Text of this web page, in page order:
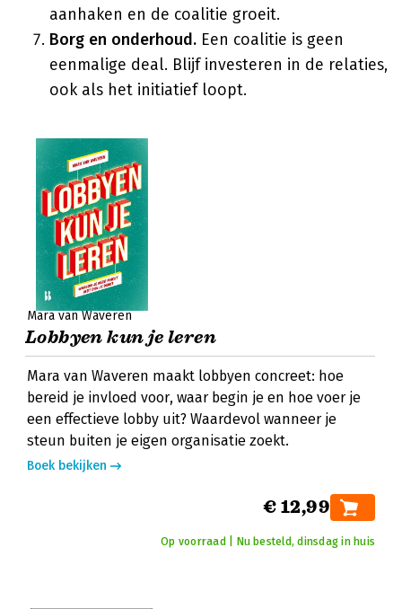
aanhaken en de coalitie groeit.
Borg en onderhoud. Een coalitie is geen
eenmalige deal. Blijf investeren in de relaties,
ook als het initiatief loopt.
Mara van Waveren
Lobbyen kun je leren
Mara van Waveren maakt lobbyen concreet: hoe
bereid je invloed voor, waar begin je en hoe voer je
een effectieve lobby uit? Waardevol wanneer je
steun buiten je eigen organisatie zoekt.
Boek bekijken
€ 12,99
Op voorraad | Nu besteld, dinsdag in huis